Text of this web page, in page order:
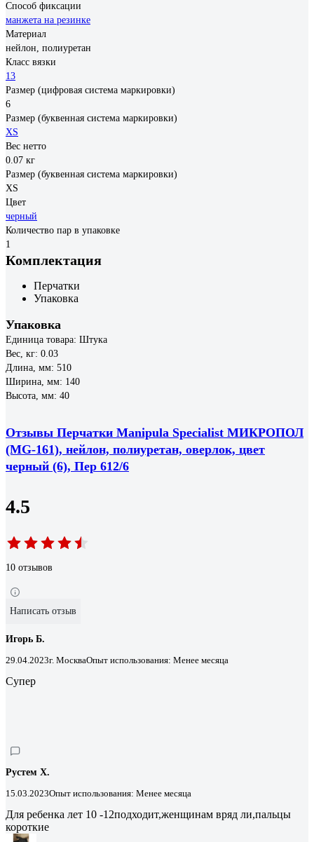
Способ фиксации
манжета на резинке
Материал
нейлон, полиуретан
Класс вязки
13
Размер (цифровая система маркировки)
6
Размер (буквенная система маркировки)
XS
Вес нетто
0.07 кг
Размер (буквенная система маркировки)
XS
Цвет
черный
Количество пар в упаковке
1
Комплектация
Перчатки
Упаковка
Упаковка
Единица товара: Штука
Вес, кг: 0.03
Длина, мм: 510
Ширина, мм: 140
Высота, мм: 40
Отзывы Перчатки Manipula Specialist МИКРОПОЛ
(MG-161), нейлон, полиуретан, оверлок, цвет
черный (6), Пер 612/6
4.5
10 отзывов
Написать отзыв
Игорь Б.
29.04.2023г. МоскваОпыт использования: Менее месяца
Супер
Рустем Х.
15.03.2023Опыт использования: Менее месяца
Для ребенка лет 10 -12подходит,женщинам вряд ли,пальцы
короткие